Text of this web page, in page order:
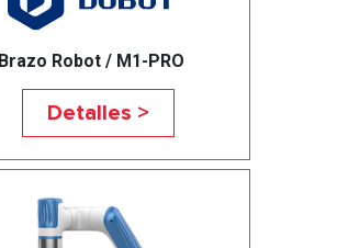
Brazo Robot / M1-PRO
Detalles >